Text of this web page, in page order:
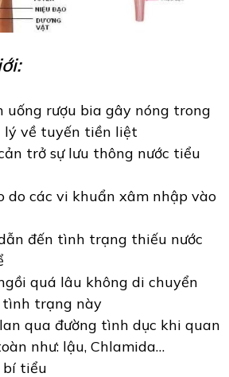
uống rượu bia gây nóng trong
lý về tuyến tiền liệt
trở sự lưu thông nước tiểu
do các vi khuẩn xâm nhập vào
đến tình trạng thiếu nước
quá lâu không di chuyển
tình trạng này
qua đường tình dục khi quan
như: lậu, Chlamida…
bí tiểu